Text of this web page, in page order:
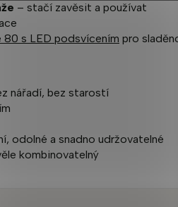
– stačí zavěsit a používat
s LED podsvícením pro
nářadí, bez starostí
odolné a snadno udržovatelné
kombinovatelný